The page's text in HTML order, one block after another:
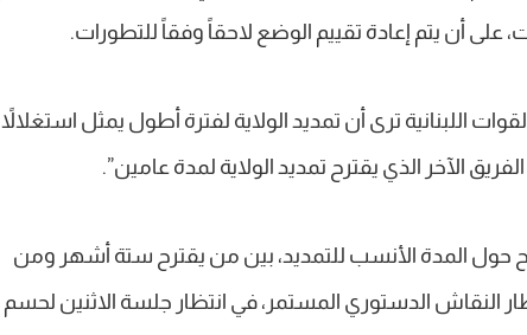
على أن يتم إعادة تقييم الوضع لاحقاً وفقاً للتطورات.
اللبنانية ترى أن تمديد الولاية لفترة أطول يمثل استغلالاً
الآخر الذي يقترح تمديد الولاية لمدة عامين”.
حول المدة الأنسب للتمديد، بين من يقترح ستة أشهر ومن
النقاش الدستوري المستمر، في انتظار جلسة الاثنين لحسم